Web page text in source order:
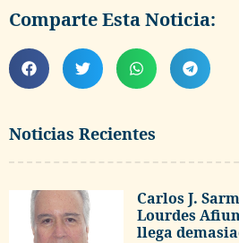
Noticias Recientes
Carlos J.
Lourdes
llega
Comparte Esta Noticia: